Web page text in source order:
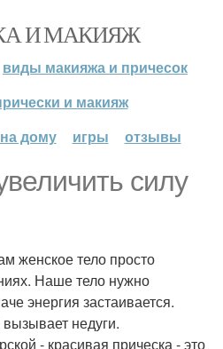
И МАКИЯЖ
виды макияжа и причесок
и макияж
дому
игры отзывы
силу
женское тело просто
Наше тело нужно
энергия застаивается.
недуги.
- красивая прическа - это